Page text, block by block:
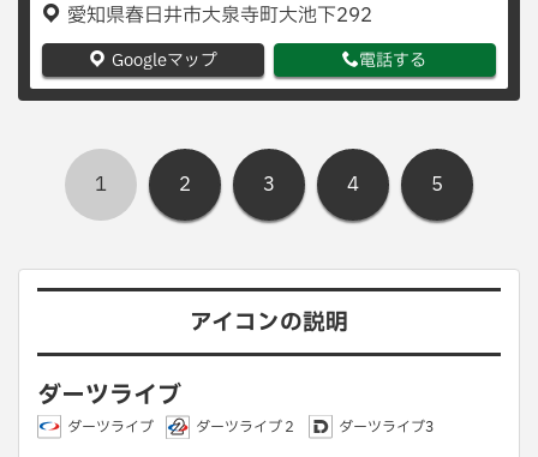
愛知県春日井市大泉寺町大池下292
Googleマップ 電話する
1 2 3 4 5
アイコンの説明
ダーツライブ
ダーツライブ ダーツライブ２ ダーツライブ3